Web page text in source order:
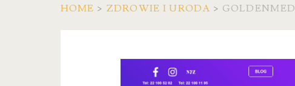
HOME > ZDROWIE I URODA > GOLDENMED